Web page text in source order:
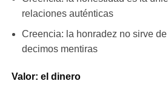
relaciones auténticas
Creencia: la honradez no sirve
decimos mentiras
Valor: el dinero